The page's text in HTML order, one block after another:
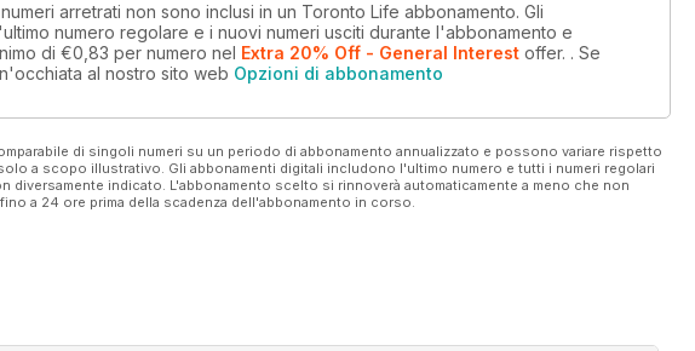
arretrati non sono inclusi in un Toronto Life abbonamento. Gli
numero regolare e i nuovi numeri usciti durante l'abbonamento e
di €0,83 per numero nel Extra 20% Off - General Interest offer. . Se
al nostro sito web Opzioni di abbonamento
di singoli numeri su un periodo di abbonamento annualizzato e possono variare rispetto
a scopo illustrativo. Gli abbonamenti digitali includono l'ultimo numero e tutti i numeri regolari
diversamente indicato. L'abbonamento scelto si rinnoverà automaticamente a meno che non
a 24 ore prima della scadenza dell'abbonamento in corso.